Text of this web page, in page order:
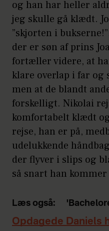
og han har heller
jeg skulle gå klædt.
”skjorten i
der er søn af prins
fortæller videre, at
klare overlap i far og
men at de blandt
forskelligt. Nikolai
komfortabelt klædt
rejse, han er på,
udelukkende
der flyver i slips og
så snart han
Læs også:
Opdagede Daniels